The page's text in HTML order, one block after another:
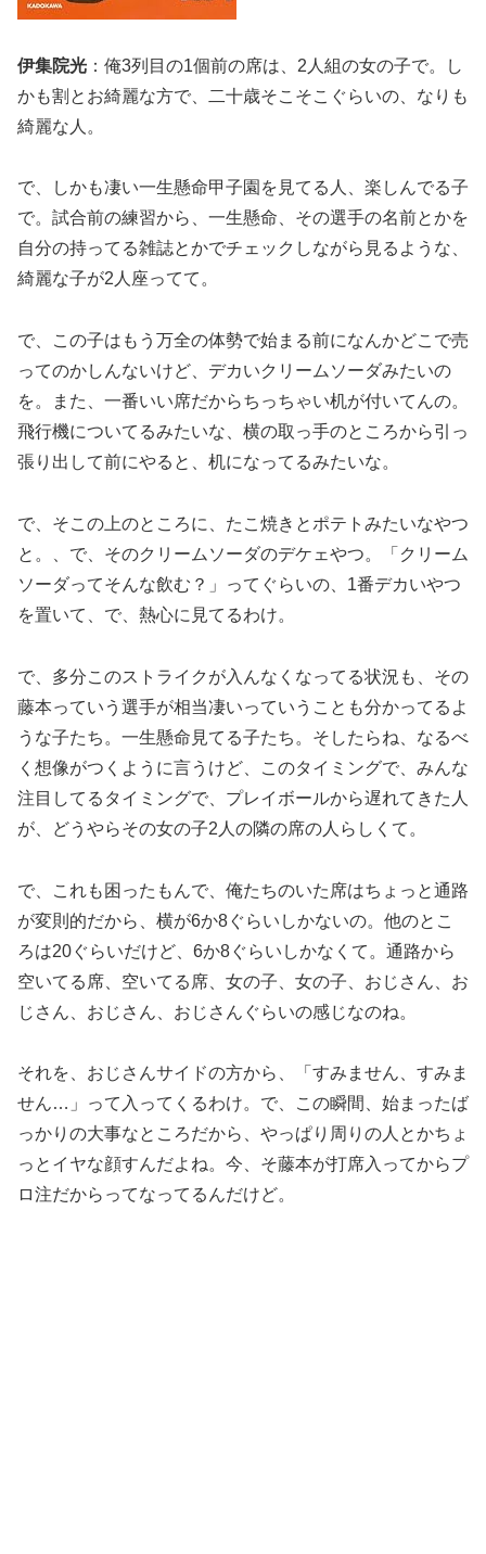
伊集院光 ：俺3列目の1個前の席は、2人組の女の子で。し
かも割とお綺麗な方で、二十歳そこそこぐらいの、なりも
綺麗な人。
で、しかも凄い一生懸命甲子園を見てる人、楽しんでる子
で。試合前の練習から、一生懸命、その選手の名前とかを
自分の持ってる雑誌とかでチェックしながら見るような、
綺麗な子が2人座ってて。
で、この子はもう万全の体勢で始まる前になんかどこで売
ってのかしんないけど、デカいクリームソーダみたいの
を。また、一番いい席だからちっちゃい机が付いてんの。
飛行機についてるみたいな、横の取っ手のところから引っ
張り出して前にやると、机になってるみたいな。
で、そこの上のところに、たこ焼きとポテトみたいなやつ
と。、で、そのクリームソーダのデケェやつ。「クリーム
ソーダってそんな飲む？」ってぐらいの、1番デカいやつ
を置いて、で、熱心に見てるわけ。
で、多分このストライクが入んなくなってる状況も、その
藤本っていう選手が相当凄いっていうことも分かってるよ
うな子たち。一生懸命見てる子たち。そしたらね、なるべ
く想像がつくように言うけど、このタイミングで、みんな
注目してるタイミングで、プレイボールから遅れてきた人
が、どうやらその女の子2人の隣の席の人らしくて。
で、これも困ったもんで、俺たちのいた席はちょっと通路
が変則的だから、横が6か8ぐらいしかないの。他のとこ
ろは20ぐらいだけど、6か8ぐらいしかなくて。通路から
空いてる席、空いてる席、女の子、女の子、おじさん、お
じさん、おじさん、おじさんぐらいの感じなのね。
それを、おじさんサイドの方から、「すみません、すみま
せん…」って入ってくるわけ。で、この瞬間、始まったば
っかりの大事なところだから、やっぱり周りの人とかちょ
っとイヤな顔すんだよね。今、そ藤本が打席入ってからプ
ロ注だからってなってるんだけど。